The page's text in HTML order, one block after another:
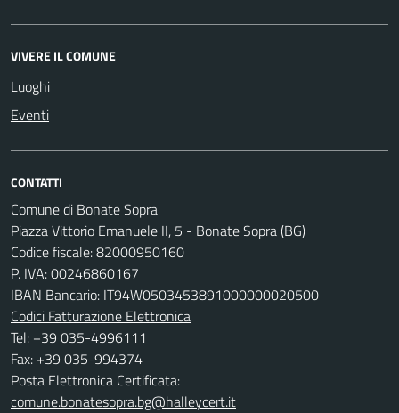
VIVERE IL COMUNE
Luoghi
Eventi
CONTATTI
Comune di Bonate Sopra
Piazza Vittorio Emanuele II, 5 - Bonate Sopra (BG)
Codice fiscale: 82000950160
P. IVA: 00246860167
IBAN Bancario: IT94W0503453891000000020500
Codici Fatturazione Elettronica
Tel: +39 035-4996111
Fax: +39 035-994374
Posta Elettronica Certificata:
comune.bonatesopra.bg@halleycert.it